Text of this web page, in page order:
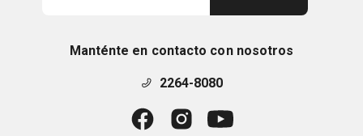
Manténte en contacto con nosotros
2264-8080